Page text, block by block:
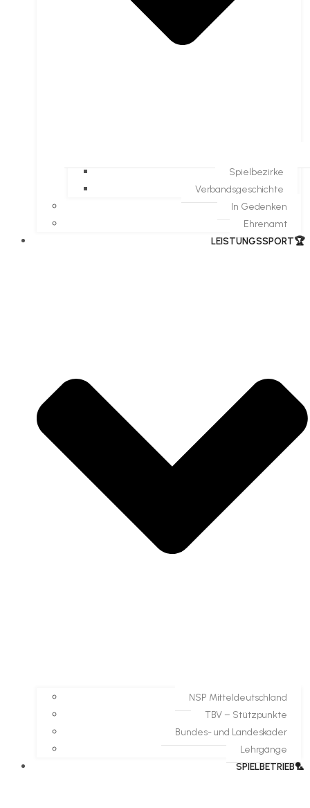
Spielbezirke
Verbandsgeschichte
In Gedenken
Ehrenamt
​LEISTUNGSSPORT🏆
NSP Mitteldeutschland
TBV – Stützpunkte
Bundes- und Landeskader
Lehrgänge
SPIELBETRIEB🏸